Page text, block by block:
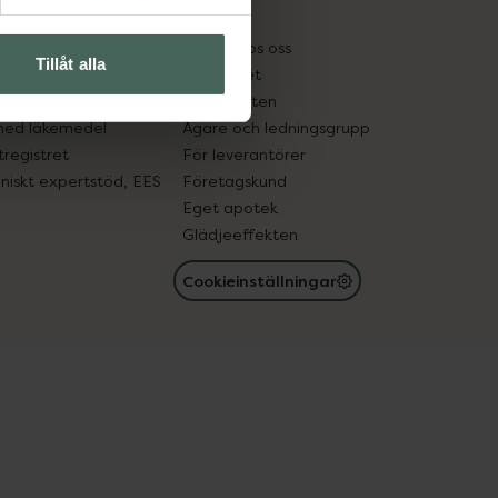
Tillåt alla
in gammal medicin
läkemedel
expertstöd, EES
Pressrum
Jobba hos oss
Hållbarhet
Samarbeten
Ägare och ledningsgrupp
För leverantörer
Företagskund
Eget apotek
Glädjeeffekten
Cookieinställningar